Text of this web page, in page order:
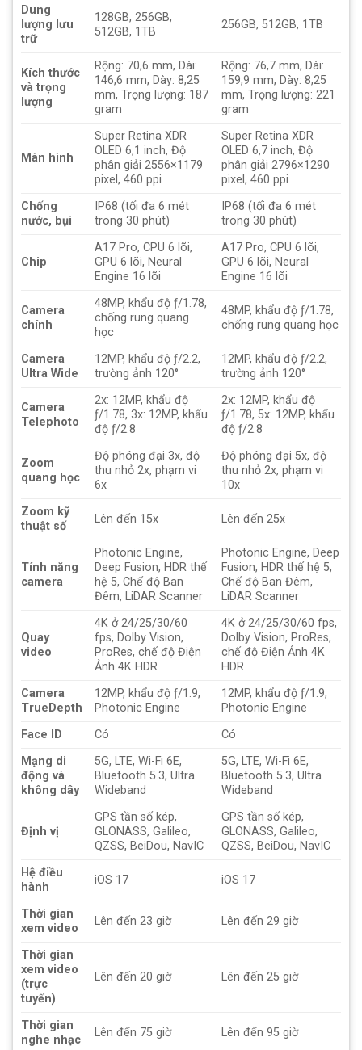
Dung
lượng lưu
trữ
128GB, 256GB,
512GB, 1TB
256GB, 512GB, 1TB
Kích thước
và trọng
lượng
Rộng: 70,6 mm, Dài:
146,6 mm, Dày: 8,25
mm, Trọng lượng: 187
gram
Rộng: 76,7 mm, Dài:
159,9 mm, Dày: 8,25
mm, Trọng lượng: 221
gram
Màn hình
Super Retina XDR
OLED 6,1 inch, Độ
phân giải 2556×1179
pixel, 460 ppi
Super Retina XDR
OLED 6,7 inch, Độ
phân giải 2796×1290
pixel, 460 ppi
Chống
nước, bụi
IP68 (tối đa 6 mét
trong 30 phút)
IP68 (tối đa 6 mét
trong 30 phút)
Chip
A17 Pro, CPU 6 lõi,
GPU 6 lõi, Neural
Engine 16 lõi
A17 Pro, CPU 6 lõi,
GPU 6 lõi, Neural
Engine 16 lõi
Camera
chính
48MP, khẩu độ ƒ/1.78,
chống rung quang
học
48MP, khẩu độ ƒ/1.78,
chống rung quang học
Camera
Ultra Wide
12MP, khẩu độ ƒ/2.2,
trường ảnh 120°
12MP, khẩu độ ƒ/2.2,
trường ảnh 120°
Camera
Telephoto
2x: 12MP, khẩu độ
ƒ/1.78, 3x: 12MP, khẩu
độ ƒ/2.8
2x: 12MP, khẩu độ
ƒ/1.78, 5x: 12MP, khẩu
độ ƒ/2.8
Zoom
quang học
Độ phóng đại 3x, độ
thu nhỏ 2x, phạm vi
6x
Độ phóng đại 5x, độ
thu nhỏ 2x, phạm vi
10x
Zoom kỹ
thuật số
Lên đến 15x Lên đến 25x
Tính năng
camera
Photonic Engine,
Deep Fusion, HDR thế
hệ 5, Chế độ Ban
Đêm, LiDAR Scanner
Photonic Engine, Deep
Fusion, HDR thế hệ 5,
Chế độ Ban Đêm,
LiDAR Scanner
Quay
video
4K ở 24/25/30/60
fps, Dolby Vision,
ProRes, chế độ Điện
Ảnh 4K HDR
4K ở 24/25/30/60 fps,
Dolby Vision, ProRes,
chế độ Điện Ảnh 4K
HDR
Camera
TrueDepth
12MP, khẩu độ ƒ/1.9,
Photonic Engine
12MP, khẩu độ ƒ/1.9,
Photonic Engine
Face ID
Có
Có
Mạng di
động và
không dây
5G, LTE, Wi-Fi 6E,
Bluetooth 5.3, Ultra
Wideband
5G, LTE, Wi-Fi 6E,
Bluetooth 5.3, Ultra
Wideband
Định vị
GPS tần số kép,
GLONASS, Galileo,
QZSS, BeiDou, NavIC
GPS tần số kép,
GLONASS, Galileo,
QZSS, BeiDou, NavIC
Hệ điều
hành
iOS 17 iOS 17
Thời gian
xem video
Lên đến 23 giờ Lên đến 29 giờ
Thời gian
xem video
(trực
tuyến)
Lên đến 20 giờ Lên đến 25 giờ
Thời gian
nghe nhạc
Lên đến 75 giờ Lên đến 95 giờ